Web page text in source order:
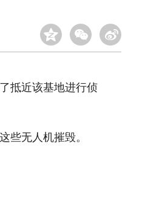
抵近该基地进行侦
无人机摧毁。